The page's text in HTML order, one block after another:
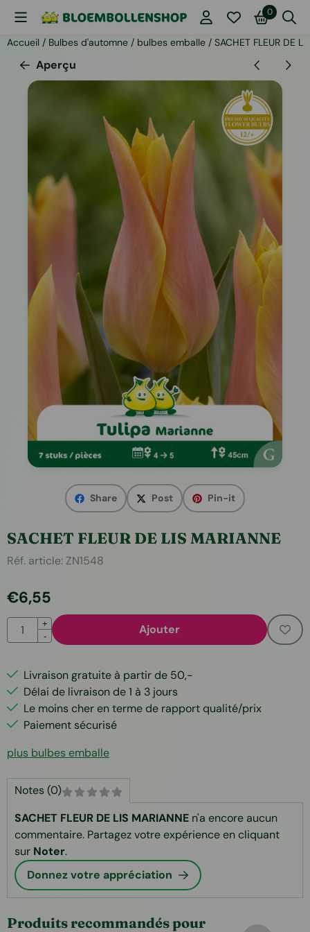
Les préférences de cookies sont actuellement fermées.
0
Accueil / Bulbes d'automne / bulbes emballe / SACHET FLEUR DE
Aperçu
Share Post Pin-it
SACHET FLEUR DE LIS MARIANNE
Réf. article: ZN1548
€6,55
Quantité
+
-
Ajouter
Livraison gratuite à partir de 50,-
Délai de livraison de 1 à 3 jours
Le moins cher en terme de rapport qualité/prix
Paiement sécurisé
plus bulbes emballe
Notes (0)
SACHET FLEUR DE LIS MARIANNE n'a encore aucun
commentaire. Partagez votre expérience en cliquant
sur Noter.
Donnez votre appréciation
Produits recommandés pour